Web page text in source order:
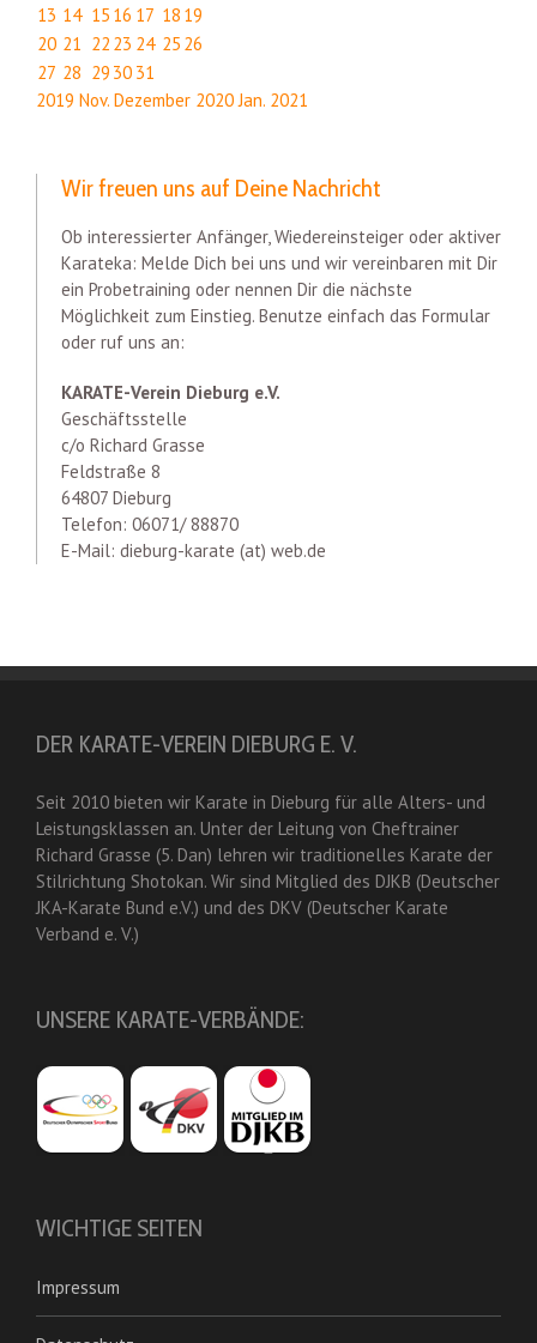
13 14 15 16 17 18 19
20 21 22 23 24 25 26
27 28 29 30 31
2019 Nov. Dezember 2020 Jan. 2021
Wir freuen uns auf Deine Nachricht
Ob interessierter Anfänger, Wiedereinsteiger oder aktiver
Karateka: Melde Dich bei uns und wir vereinbaren mit Dir
ein Probetraining oder nennen Dir die nächste
Möglichkeit zum Einstieg. Benutze einfach das Formular
oder ruf uns an:
KARATE-Verein Dieburg e.V.
Geschäftsstelle
c/o Richard Grasse
Feldstraße 8
64807 Dieburg
Telefon: 06071/ 88870
E-Mail: dieburg-karate (at) web.de
DER KARATE-VEREIN DIEBURG E. V.
Seit 2010 bieten wir Karate in Dieburg für alle Alters- und
Leistungsklassen an. Unter der Leitung von Cheftrainer
Richard Grasse (5. Dan) lehren wir traditionelles Karate der
Stilrichtung Shotokan. Wir sind Mitglied des DJKB (Deutscher
JKA-Karate Bund e.V.) und des DKV (Deutscher Karate
Verband e. V.)
UNSERE KARATE-VERBÄNDE:
WICHTIGE SEITEN
Impressum